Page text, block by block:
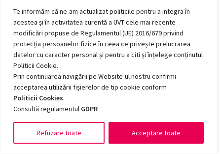
Te informăm că ne-am actualizat politicile pentru a integra în
acestea și în activitatea curentă a UVT cele mai recente
modificări propuse de Regulamentul (UE) 2016/679 privind
protecția persoanelor fizice în ceea ce privește prelucrarea
datelor cu caracter personal și pentru a citi și înțelege conținutul
Politicii Cookie.
Prin continuarea navigării pe Website-ul nostru confirmi
acceptarea utilizării fișierelor de tip cookie conform
Politicii Cookies.
Consultă regulamentul GDPR
Refuzare toate Acceptare toate
Romanian